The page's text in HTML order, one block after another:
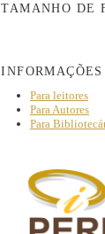
TAMANHO DE
INFORMAÇÕES
Para leitores
Para Autores
Para